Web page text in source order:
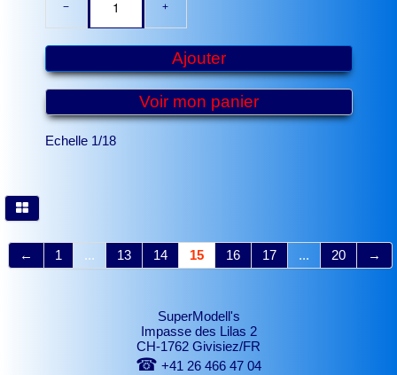
− +
Ajouter
Voir mon panier
Echelle 1/18
← 1 ... 13 14 15 16 17 ... 20 →
SuperModell's
Impasse des Lilas 2
CH-1762 Givisiez/FR
☎ +41 26 466 47 04